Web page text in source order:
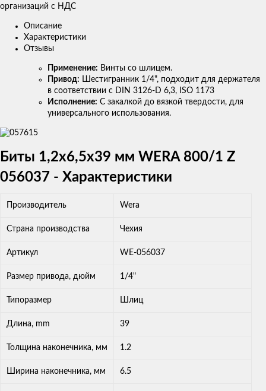
организаций с НДС
Описание
Характеристики
Отзывы
Применение: Винты со шлицем.
Привод: Шестигранник 1/4", подходит для держателя
в соответствии с DIN 3126-D 6,3, ISO 1173
Исполнение: С закалкой до вязкой твердости, для
универсального использования.
Биты 1,2х6,5х39 мм WERA 800/1 Z
056037 - Характеристики
Производитель Wera
Страна производства Чехия
Артикул WE-056037
Размер привода, дюйм 1/4"
Типоразмер Шлиц
Длина, mm 39
Толщина наконечника, мм 1.2
Ширина наконечника, мм 6.5